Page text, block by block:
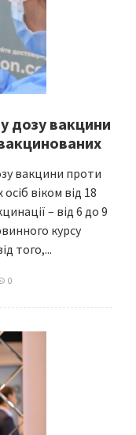
дозу вакцини
вакцини проти
віком від 18
– від 6 до 9
курсу
того,...
0